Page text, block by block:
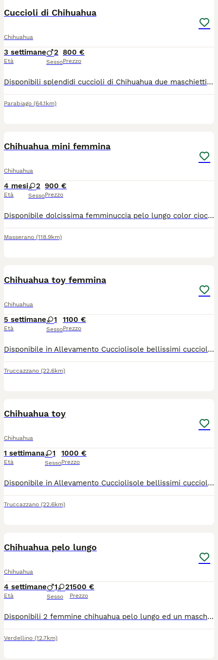
Cuccioli di Chihuahua
Chihuahua
3 settimane
Età
2
Sesso
800 €
Prezzo
Disponibili splendidi cuccioli di Chihuahua due maschietti, genitori visibili in quanto di nostra proprietà, verranno ceduti con microchip, visita veterinaria e primo vaccino. Disponibili dal 14 /09
Parabiago (64.1km)
Chihuahua mini femmina
Chihuahua
4 mesi
Età
2
Sesso
900 €
Prezzo
Disponibile dolcissima femminuccia pelo lungo color cioccolato. La piccola ha un carattere straordinario, è un vero gioiellino un regalo x l’anima e la mente , con lei non ci può annoiare. Ama la compagnia sua dei suoi simili che umani. Solo persone serie e amati dei animali. No allevatori. Solo famiglie. Consegnamo personalmente in tutta Italia.
Masserano (118.9km)
Chihuahua toy femmina
Chihuahua
5 settimane
Età
1
Sesso
1100 €
Prezzo
Disponibile in Allevamento Cucciolisole bellissimi cuccioli di chihuahua si vari colori che si consegnano DI PERSONA in tutta ITALIA dal 20 agosto in poi. I cuccioli avranno doppia sverminazione, primo e secondo vaccino, libretto sanitario e visita veterinaria, microchip con relativo passaggio di proprietà, pedigree Enci e trattamento antiparassitario. Saranno abituati all'uso della traversina igienica e socializzati con altri cani e gatti. Crescono in famiglia giocando con bambini... Allevamento CUCCIOLISOLE anche whatapp
Truccazzano (22.6km)
Chihuahua toy
Chihuahua
1 settimana
Età
1
Sesso
1000 €
Prezzo
Disponibile in Allevamento Cucciolisole bellissimi cuccioli di chihuahua si vari colori che si consegnano DI PERSONA in tutta ITALIA dal 20 agosto in poi. I cuccioli avranno doppia sverminazione, primo e secondo vaccino, libretto sanitario e visita veterinaria, microchip con relativo passaggio di proprietà, pedigree Enci e trattamento antiparassitario. Saranno abituati all'uso della traversina igienica e socializzati con altri cani e gatti. Crescono in famiglia giocando con bambini... Allevamento CUCCIOLISOLE anche whatapp
Truccazzano (22.6km)
Chihuahua pelo lungo
Chihuahua
4 settimane
Età
1 2
Sesso
1500 €
Prezzo
Disponibili 2 femmine chihuahua pelo lungo ed un maschietto taglia mini verranno consegnati completi di ciclo vermifugo trattamento antiparassitario vaccino microchip certificato medico libretto sanitario iscrizione anagrafe canina passaggio di proprietà kit cucciolo pedigree enci genitori visibili entrambi solo persone responsabili
Verdellino (12.7km)